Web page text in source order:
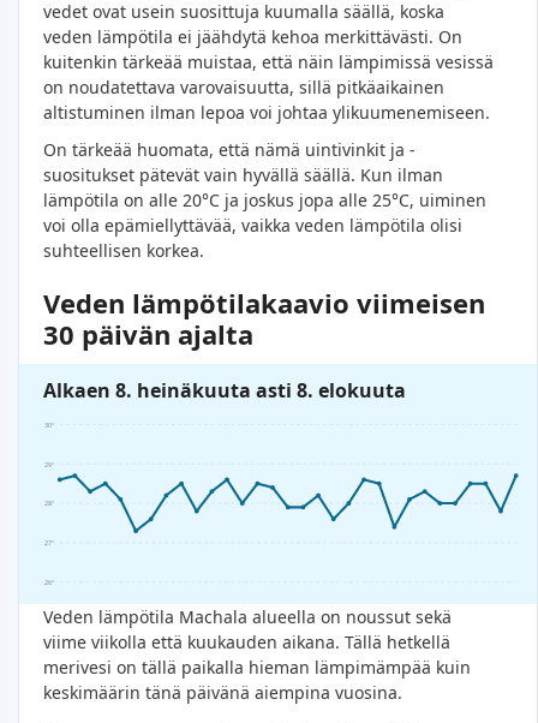
vedet ovat usein suosittuja kuumalla säällä, koska
veden lämpötila ei jäähdytä kehoa merkittävästi. On
kuitenkin tärkeää muistaa, että näin lämpimissä vesissä
on noudatettava varovaisuutta, sillä pitkäaikainen
altistuminen ilman lepoa voi johtaa ylikuumenemiseen.
On tärkeää huomata, että nämä uintivinkit ja -
suositukset pätevät vain hyvällä säällä. Kun ilman
lämpötila on alle 20°C ja joskus jopa alle 25°C, uiminen
voi olla epämiellyttävää, vaikka veden lämpötila olisi
suhteellisen korkea.
Veden lämpötilakaavio viimeisen
30 päivän ajalta
Alkaen 8. heinäkuuta asti 8. elokuuta
26°
27°
28°
29°
30°
Veden lämpötila Machala alueella on noussut sekä
viime viikolla että kuukauden aikana. Tällä hetkellä
merivesi on tällä paikalla hieman lämpimämpää kuin
keskimäärin tänä päivänä aiempina vuosina.